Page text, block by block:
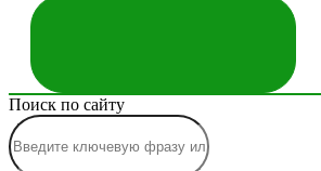
Поиск по сайту